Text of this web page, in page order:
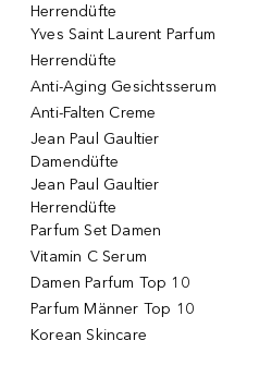
Herrendüfte
Yves Saint Laurent Parfum
Herrendüfte
Anti-Aging Gesichtsserum
Anti-Falten Creme
Jean Paul Gaultier
Damendüfte
Jean Paul Gaultier
Herrendüfte
Parfum Set Damen
Vitamin C Serum
Damen Parfum Top 10
Parfum Männer Top 10
Korean Skincare